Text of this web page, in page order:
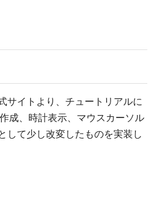
サイトより、チュートリアルに
成、時計表示、マウスカーソル
して少し改変したものを実装し